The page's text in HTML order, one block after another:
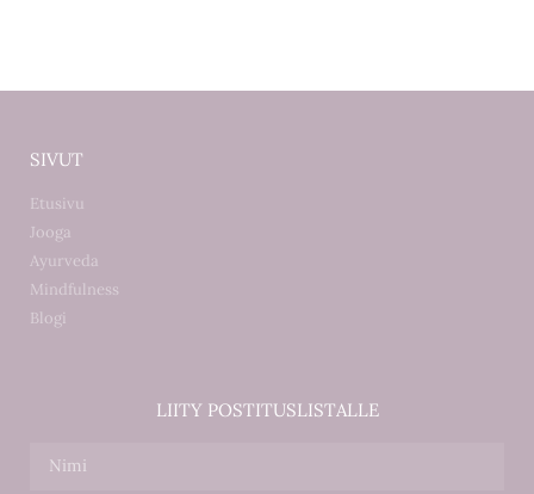
SIVUT
Etusivu
Jooga
Ayurveda
Mindfulness
Blogi
LIITY POSTITUSLISTALLE